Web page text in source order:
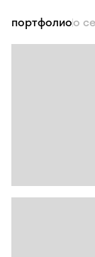
портфолиоо